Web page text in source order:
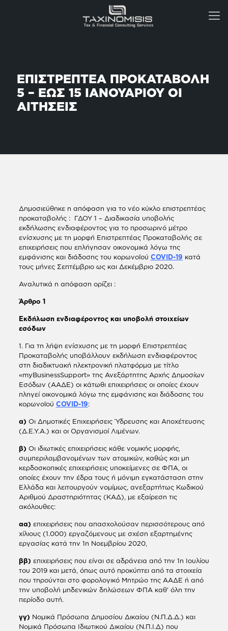
ΕΠΙΣΤΡΕΠΤΕΑ ΠΡΟΚΑΤΑΒΟΛΗ
5 – ΕΩΣ 15 ΙΑΝΟΥΑΡΙΟΥ ΟΙ
ΑΙΤΗΣΕΙΣ
Δημοσιεύθηκε η απόφαση για το νέο κύκλο επιστρεπτέας
προκαταβολής : ΓΔΟΥ 1 – Διαδικασία υποβολής
εκδήλωσης ενδιαφέροντος για το προσωρινό μέτρο
ενίσχυσης με τη μορφή Επιστρεπτέας Προκαταβολής σε
επιχειρήσεις που επλήγησαν οικονομικά λόγω της
εμφάνισης και διάδοσης του κορωνοϊού COVID-19 κατά
τους μήνες Σεπτέμβριο ως και Δεκέμβριο 2020.
Αναλυτικά η απόφαση ορίζει :
Άρθρο 1
Εκδήλωση ενδιαφέροντος και υποβολή στοιχείων
εσόδων
1. Για τη λήψη ενίσχυσης με τη μορφή Επιστρεπτέας
Προκαταβολής υποβάλλουν εκδήλωση ενδιαφέροντος
στη διαδικτυακή ηλεκτρονική πλατφόρμα με τίτλο
«myBusinessSupport» της Ανεξάρτητης Αρχής Δημοσίων
Εσόδων (ΑΑΔΕ) οι κάτωθι επιχειρήσεις οι οποίες έχουν
πληγεί οικονομικά λόγω της εμφάνισης και διάδοσης του
κορωνοϊού COVID-19:
α) Οι Δημοτικές Επιχειρήσεις Ύδρευσης και Αποχέτευσης
(Δ.Ε.Υ.Α.) και οι Οργανισμοί Λιμένων.
β) Οι ιδιωτικές επιχειρήσεις κάθε νομικής μορφής,
συμπεριλαμβανομένων των ατομικών, καθώς και μη
κερδοσκοπικές επιχειρήσεις υποκείμενες σε ΦΠΑ, οι
οποίες έχουν την έδρα τους ή μόνιμη εγκατάσταση στην
Ελλάδα και λειτουργούν νομίμως, ανεξαρτήτως Κωδικού
Αριθμού Δραστηριότητας (ΚΑΔ), με εξαίρεση τις
ακόλουθες:
αα) επιχειρήσεις που απασχολούσαν περισσότερους από
χίλιους (1.000) εργαζόμενους με σχέση εξαρτημένης
εργασίας κατά την 1η Νοεμβρίου 2020,
ββ) επιχειρήσεις που είναι σε αδράνεια από την 1η Ιουλίου
του 2019 και μετά, όπως αυτό προκύπτει από τα στοιχεία
που τηρούνται στο φορολογικό Μητρώο της ΑΑΔΕ ή από
την υποβολή μηδενικών δηλώσεων ΦΠΑ καθ’ όλη την
περίοδο αυτή.
γγ) Νομικά Πρόσωπα Δημοσίου Δικαίου (Ν.Π.Δ.Δ.) και
Νομικά Πρόσωπα Ιδιωτικού Δικαίου (Ν.Π.Ι.Δ) που